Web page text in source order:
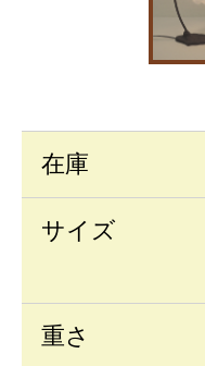
在庫
サイズ
重さ